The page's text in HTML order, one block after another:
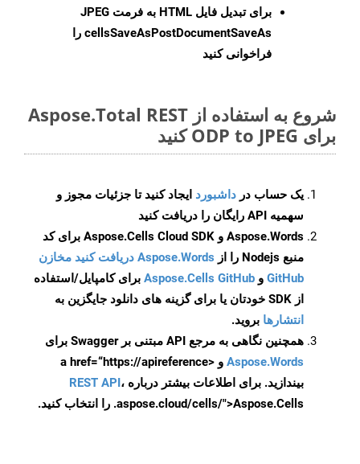
برای تبدیل فایل HTML به فرمت
JPEG
cellsSaveAsPostDocumentSaveAs را
فراخوانی کنید
شروع به استفاده از Aspose.Total REST
برای ODP to JPEG کنید
یک حساب در داشبورد ایجاد کنید تا جزئیات مجوز و
سهمیه API رایگان را دریافت کنید
Aspose.Words و Aspose.Cells Cloud SDK برای کد
منبع Nodejs را از
Aspose.Words دریافت کنید مخازن
GitHub و Aspose.Cells GitHub برای کامپایل/استفاده
از SDK خودتان یا برای گزینه های دانلود جایگزین به
انتشارها بروید.
همچنین نگاهی به مرجع API مبتنی بر Swagger برای
Aspose.Words
و <a href=“https://apireference
بیندازید. برای اطلاعات بیشتر درباره REST API،
.aspose.cloud/cells/">Aspose.Cells را انتخاب کنید.